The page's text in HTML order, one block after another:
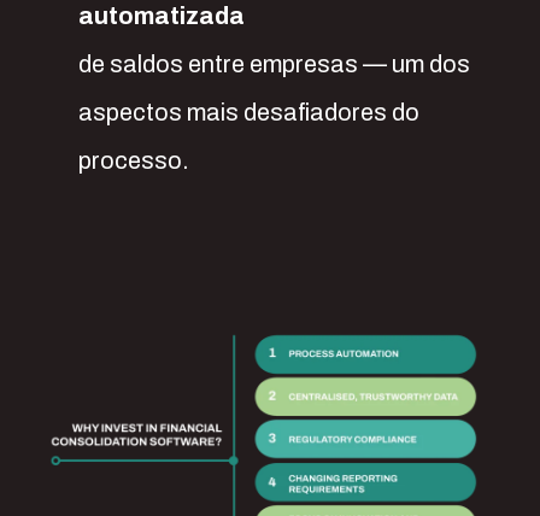
automatizada
de saldos entre empresas — um dos
aspectos mais desafiadores do
processo.